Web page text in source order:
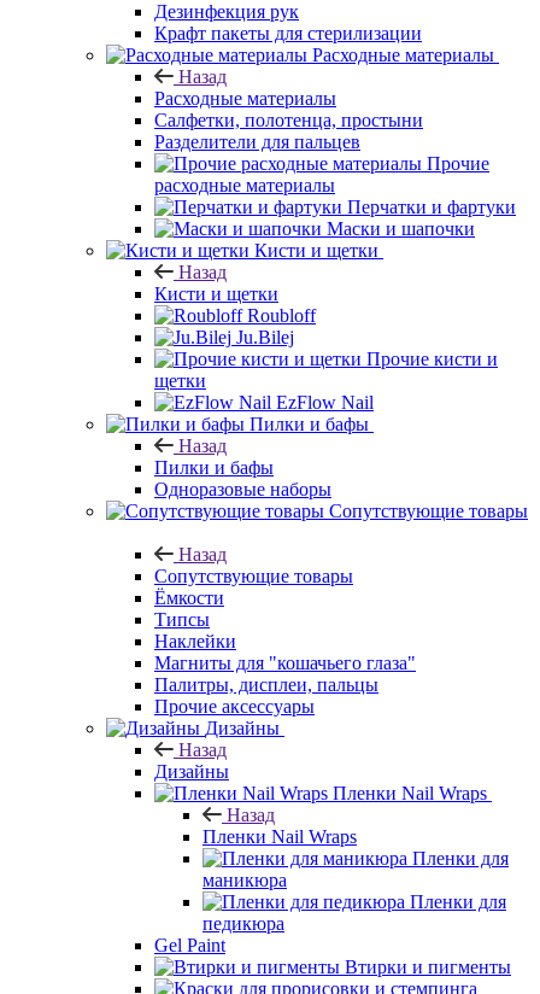
Дезинфекция рук
Крафт пакеты для стерилизации
Расходные материалы
Назад
Расходные материалы
Салфетки, полотенца, простыни
Разделители для пальцев
Прочие
расходные материалы
Перчатки и фартуки
Маски и шапочки
Кисти и щетки
Назад
Кисти и щетки
Roubloff
Ju.Bilej
Прочие кисти и
щетки
EzFlow Nail
Пилки и бафы
Назад
Пилки и бафы
Одноразовые наборы
Сопутствующие товары
Назад
Сопутствующие товары
Ёмкости
Типсы
Наклейки
Магниты для "кошачьего глаза"
Палитры, дисплеи, пальцы
Прочие аксессуары
Дизайны
Назад
Дизайны
Пленки Nail Wraps
Назад
Пленки Nail Wraps
Пленки для
маникюра
Пленки для
педикюра
Gel Paint
Втирки и пигменты